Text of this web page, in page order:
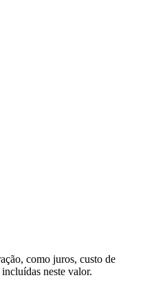
como juros, custo de
neste valor.